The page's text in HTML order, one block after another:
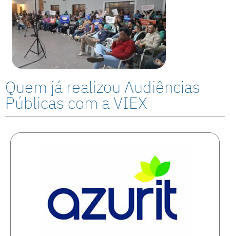
Quem já realizou Audiências
Públicas com a VIEX